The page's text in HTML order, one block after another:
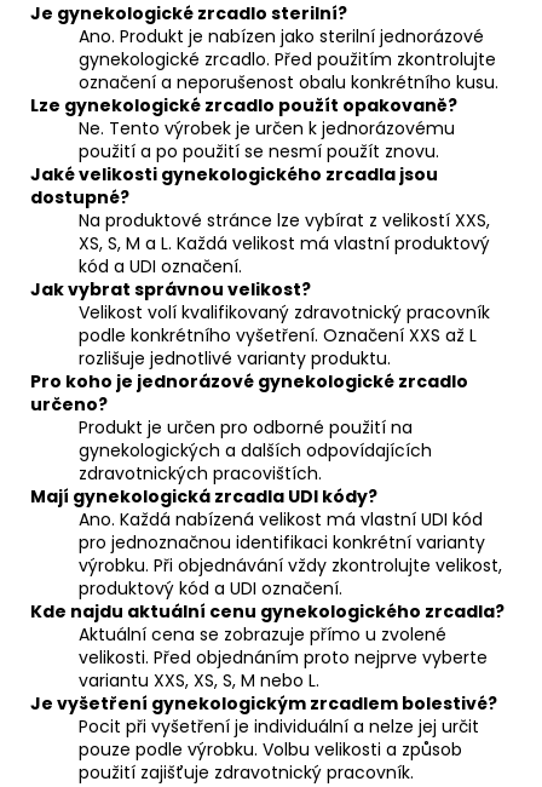
Je gynekologické zrcadlo sterilní?
Ano. Produkt je nabízen jako sterilní jednorázové
gynekologické zrcadlo. Před použitím zkontrolujte
označení a neporušenost obalu konkrétního kusu.
Lze gynekologické zrcadlo použít opakovaně?
Ne. Tento výrobek je určen k jednorázovému
použití a po použití se nesmí použít znovu.
Jaké velikosti gynekologického zrcadla jsou
dostupné?
Na produktové stránce lze vybírat z velikostí XXS,
XS, S, M a L. Každá velikost má vlastní produktový
kód a UDI označení.
Jak vybrat správnou velikost?
Velikost volí kvalifikovaný zdravotnický pracovník
podle konkrétního vyšetření. Označení XXS až L
rozlišuje jednotlivé varianty produktu.
Pro koho je jednorázové gynekologické zrcadlo
určeno?
Produkt je určen pro odborné použití na
gynekologických a dalších odpovídajících
zdravotnických pracovištích.
Mají gynekologická zrcadla UDI kódy?
Ano. Každá nabízená velikost má vlastní UDI kód
pro jednoznačnou identifikaci konkrétní varianty
výrobku. Při objednávání vždy zkontrolujte velikost,
produktový kód a UDI označení.
Kde najdu aktuální cenu gynekologického zrcadla?
Aktuální cena se zobrazuje přímo u zvolené
velikosti. Před objednáním proto nejprve vyberte
variantu XXS, XS, S, M nebo L.
Je vyšetření gynekologickým zrcadlem bolestivé?
Pocit při vyšetření je individuální a nelze jej určit
pouze podle výrobku. Volbu velikosti a způsob
použití zajišťuje zdravotnický pracovník.